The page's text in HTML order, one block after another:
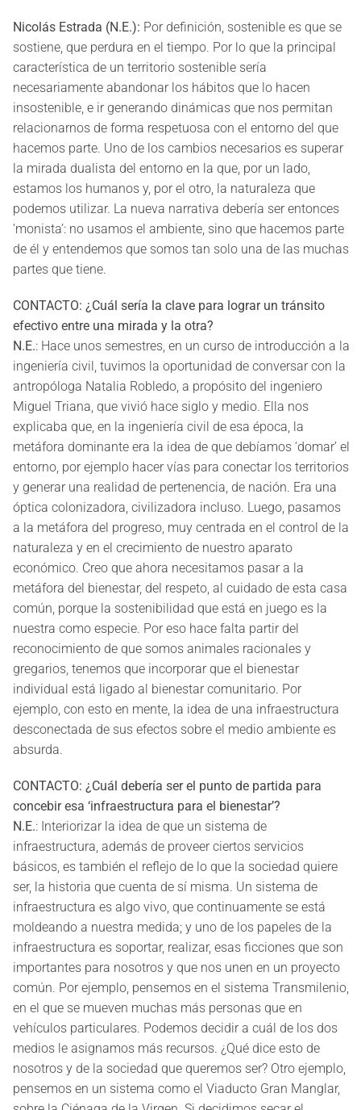
Nicolás Estrada (N.E.): Por definición, sostenible es que se
sostiene, que perdura en el tiempo. Por lo que la principal
característica de un territorio sostenible sería
necesariamente abandonar los hábitos que lo hacen
insostenible, e ir generando dinámicas que nos permitan
relacionarnos de forma respetuosa con el entorno del que
hacemos parte. Uno de los cambios necesarios es superar
la mirada dualista del entorno en la que, por un lado,
estamos los humanos y, por el otro, la naturaleza que
podemos utilizar. La nueva narrativa debería ser entonces
‘monista’: no usamos el ambiente, sino que hacemos parte
de él y entendemos que somos tan solo una de las muchas
partes que tiene.
CONTACTO: ¿Cuál sería la clave para lograr un tránsito
efectivo entre una mirada y la otra?
N.E.: Hace unos semestres, en un curso de introducción a la
ingeniería civil, tuvimos la oportunidad de conversar con la
antropóloga Natalia Robledo, a propósito del ingeniero
Miguel Triana, que vivió hace siglo y medio. Ella nos
explicaba que, en la ingeniería civil de esa época, la
metáfora dominante era la idea de que debíamos ‘domar’ el
entorno, por ejemplo hacer vías para conectar los territorios
y generar una realidad de pertenencia, de nación. Era una
óptica colonizadora, civilizadora incluso. Luego, pasamos
a la metáfora del progreso, muy centrada en el control de la
naturaleza y en el crecimiento de nuestro aparato
económico. Creo que ahora necesitamos pasar a la
metáfora del bienestar, del respeto, al cuidado de esta casa
común, porque la sostenibilidad que está en juego es la
nuestra como especie. Por eso hace falta partir del
reconocimiento de que somos animales racionales y
gregarios, tenemos que incorporar que el bienestar
individual está ligado al bienestar comunitario. Por
ejemplo, con esto en mente, la idea de una infraestructura
desconectada de sus efectos sobre el medio ambiente es
absurda.
CONTACTO: ¿Cuál debería ser el punto de partida para
concebir esa ‘infraestructura para el bienestar’?
N.E.: Interiorizar la idea de que un sistema de
infraestructura, además de proveer ciertos servicios
básicos, es también el reflejo de lo que la sociedad quiere
ser, la historia que cuenta de sí misma. Un sistema de
infraestructura es algo vivo, que continuamente se está
moldeando a nuestra medida; y uno de los papeles de la
infraestructura es soportar, realizar, esas ficciones que son
importantes para nosotros y que nos unen en un proyecto
común. Por ejemplo, pensemos en el sistema Transmilenio,
en el que se mueven muchas más personas que en
vehículos particulares. Podemos decidir a cuál de los dos
medios le asignamos más recursos. ¿Qué dice esto de
nosotros y de la sociedad que queremos ser? Otro ejemplo,
pensemos en un sistema como el Viaducto Gran Manglar,